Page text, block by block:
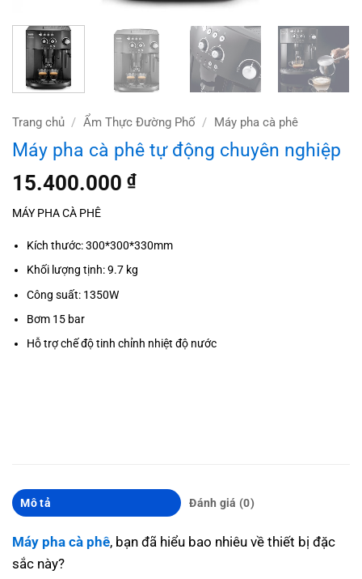
Trang chủ / Ẩm Thực Đường Phố / Máy pha cà phê
Máy pha cà phê tự động chuyên nghiệp
15.400.000 ₫
MÁY PHA CÀ PHÊ
Kích thước: 300*300*330mm
Khối lượng tịnh: 9.7 kg
Công suất: 1350W
Bơm 15 bar
Hỗ trợ chế độ tinh chỉnh nhiệt độ nước
Mô tả Đánh giá (0)
Máy pha cà phê, bạn đã hiểu bao nhiêu về thiết bị đặc
sắc này?